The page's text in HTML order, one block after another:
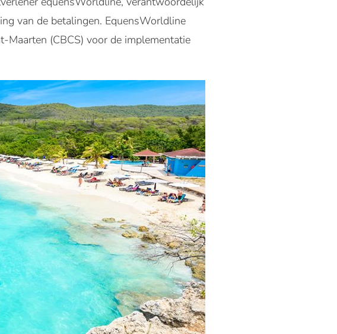
van de betalingen. EquensWorldline
Maarten (CBCS) voor de implementatie